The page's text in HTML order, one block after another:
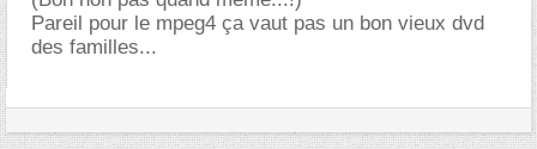
Pareil pour le mpeg4 ça vaut pas un bon vieux dvd
des familles...